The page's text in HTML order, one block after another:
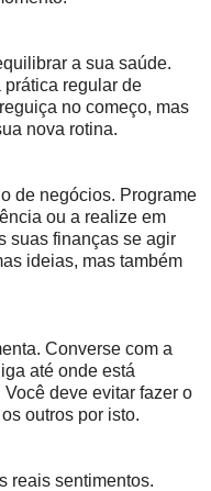
a sua saúde.
regular de
no começo, mas
nova rotina.
de negócios. Programe
ou a realize em
suas finanças se agir
ideias, mas também
Converse com a
até onde está
deve evitar fazer o
outros por isto.
reais sentimentos.